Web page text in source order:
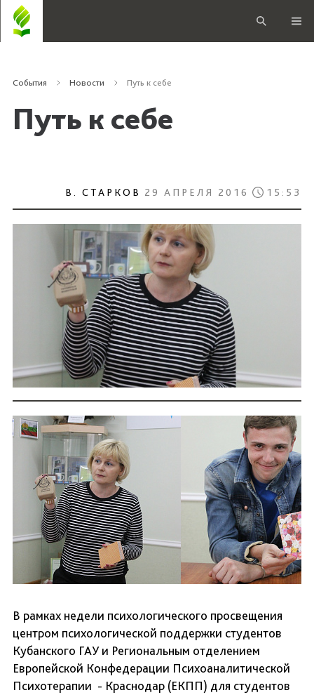
События Новости Путь к себе
Путь к себе
В. СТАРКОВ 29 АПРЕЛЯ 2016 15:53
В рамках недели психологического просвещения
центром психологической поддержки студентов
Кубанского ГАУ и Региональным отделением
Европейской Конфедерации Психоаналитической
Психотерапии - Краснодар (ЕКПП) для студентов